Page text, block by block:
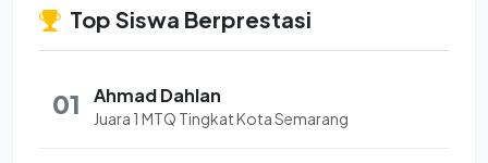
Top Siswa Berprestasi
01 Ahmad Dahlan
Juara 1 MTQ Tingkat Kota Semarang